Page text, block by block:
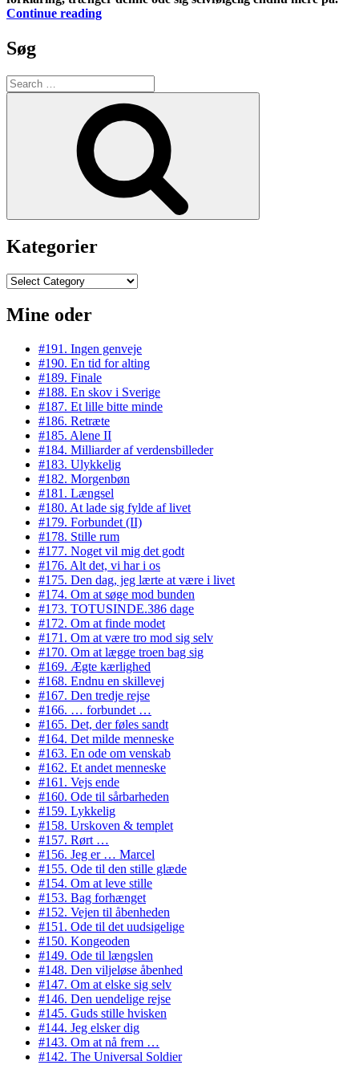
Continue reading“#11.
Søg
Search
for:
Kategorier
Kategorier
Mine oder
#191. Ingen genveje
#190. En tid for alting
#189. Finale
#188. En skov i Sverige
#187. Et lille bitte minde
#186. Retræte
#185. Alene II
#184. Milliarder af verdensbilleder
#183. Ulykkelig
#182. Morgenbøn
#181. Længsel
#180. At lade sig fylde af livet
#179. Forbundet (II)
#178. Stille rum
#177. Noget vil mig det godt
#176. Alt det, vi har i os
#175. Den dag, jeg lærte at være i livet
#174. Om at søge mod bunden
#173. TOTUSINDE.386 dage
#172. Om at finde modet
#171. Om at være tro mod sig selv
#170. Om at lægge troen bag sig
#169. Ægte kærlighed
#168. Endnu en skillevej
#167. Den tredje rejse
#166. … forbundet …
#165. Det, der føles sandt
#164. Det milde menneske
#163. En ode om venskab
#162. Et andet menneske
#161. Vejs ende
#160. Ode til sårbarheden
#159. Lykkelig
#158. Urskoven & templet
#157. Rørt …
#156. Jeg er … Marcel
#155. Ode til den stille glæde
#154. Om at leve stille
#153. Bag forhænget
#152. Vejen til åbenheden
#151. Ode til det uudsigelige
#150. Kongeoden
#149. Ode til længslen
#148. Den viljeløse åbenhed
#147. Om at elske sig selv
#146. Den uendelige rejse
#145. Guds stille hvisken
#144. Jeg elsker dig
#143. Om at nå frem …
#142. The Universal Soldier